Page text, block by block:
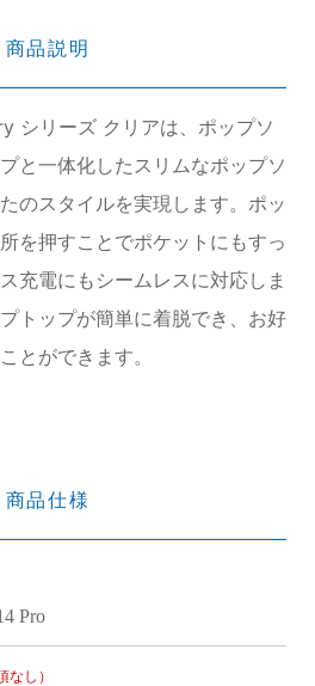
商品説明
シリーズ クリアは、ポップソ
と一体化したスリムなポップソ
のスタイルを実現します。ポッ
を押すことでポケットにもすっ
充電にもシームレスに対応しま
トップが簡単に着脱でき、お好
とができます。
商品仕様
Pro
なし）